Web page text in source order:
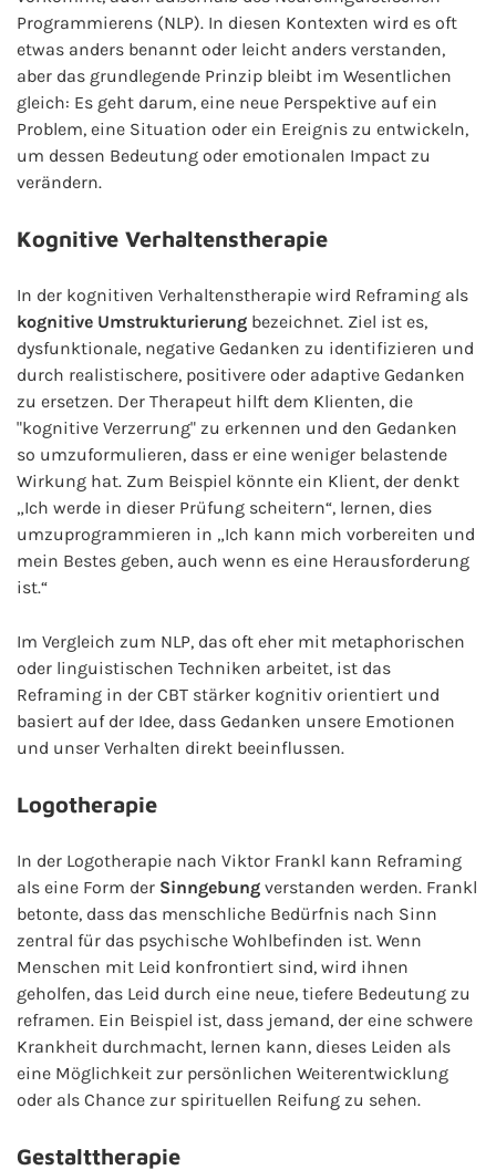
Programmierens (NLP). In diesen Kontexten wird es oft
etwas anders benannt oder leicht anders verstanden,
aber das grundlegende Prinzip bleibt im Wesentlichen
gleich: Es geht darum, eine neue Perspektive auf ein
Problem, eine Situation oder ein Ereignis zu entwickeln,
um dessen Bedeutung oder emotionalen Impact zu
verändern.
Kognitive Verhaltenstherapie
In der kognitiven Verhaltenstherapie wird Reframing als
kognitive Umstrukturierung bezeichnet. Ziel ist es,
dysfunktionale, negative Gedanken zu identifizieren und
durch realistischere, positivere oder adaptive Gedanken
zu ersetzen. Der Therapeut hilft dem Klienten, die
"kognitive Verzerrung" zu erkennen und den Gedanken
so umzuformulieren, dass er eine weniger belastende
Wirkung hat. Zum Beispiel könnte ein Klient, der denkt
„Ich werde in dieser Prüfung scheitern“, lernen, dies
umzuprogrammieren in „Ich kann mich vorbereiten und
mein Bestes geben, auch wenn es eine Herausforderung
ist.“
Im Vergleich zum NLP, das oft eher mit metaphorischen
oder linguistischen Techniken arbeitet, ist das
Reframing in der CBT stärker kognitiv orientiert und
basiert auf der Idee, dass Gedanken unsere Emotionen
und unser Verhalten direkt beeinflussen.
Logotherapie
In der Logotherapie nach Viktor Frankl kann Reframing
als eine Form der Sinngebung verstanden werden. Frankl
betonte, dass das menschliche Bedürfnis nach Sinn
zentral für das psychische Wohlbefinden ist. Wenn
Menschen mit Leid konfrontiert sind, wird ihnen
geholfen, das Leid durch eine neue, tiefere Bedeutung zu
reframen. Ein Beispiel ist, dass jemand, der eine schwere
Krankheit durchmacht, lernen kann, dieses Leiden als
eine Möglichkeit zur persönlichen Weiterentwicklung
oder als Chance zur spirituellen Reifung zu sehen.
Gestalttherapie